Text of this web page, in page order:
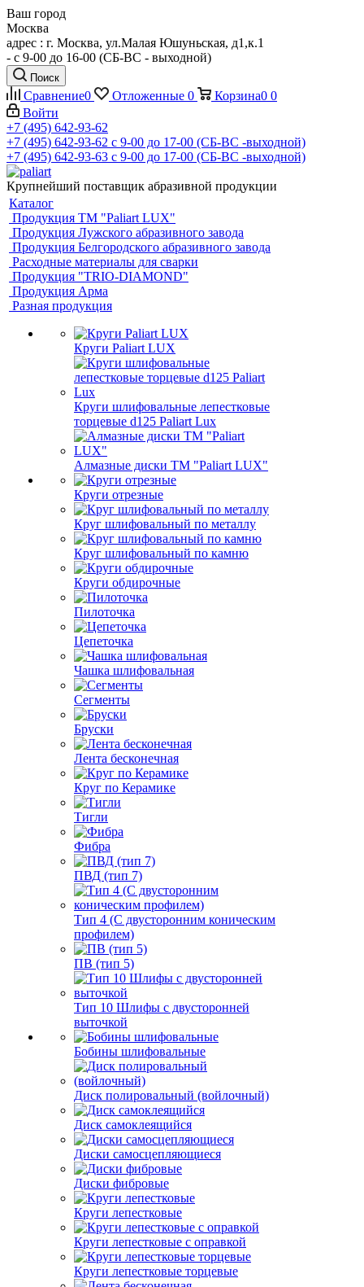
Ваш город
Москва
адрес : г. Москва, ул.Малая Юшуньская, д1,к.1
- c 9-00 до 16-00 (СБ-ВС - выходной)
Поиск
Сравнение0 Отложенные 0 Корзина0 0
Войти
+7 (495) 642-93-62
+7 (495) 642-93-62 c 9-00 до 17-00 (СБ-ВС -выходной)
+7 (495) 642-93-63 c 9-00 до 17-00 (СБ-ВС -выходной)
Крупнейший поставщик абразивной продукции
Каталог
Продукция ТМ "Paliart LUX"
Продукция Лужского абразивного завода
Продукция Белгородского абразивного завода
Расходные материалы для сварки
Продукция "TRIO-DIAMOND"
Продукция Арма
Разная продукция
Круги Paliart LUX
Круги шлифовальные лепестковые
торцевые d125 Paliart Lux
Алмазные диски ТМ "Paliart LUX"
Круги отрезные
Круг шлифовальный по металлу
Круг шлифовальный по камню
Круги обдирочные
Пилоточка
Цепеточка
Чашка шлифовальная
Сегменты
Бруски
Лента бесконечная
Круг по Керамике
Тигли
Фибра
ПВД (тип 7)
Тип 4 (С двусторонним коническим
профилем)
ПВ (тип 5)
Тип 10 Шлифы с двусторонней
выточкой
Бобины шлифовальные
Диск полировальный (войлочный)
Диск самоклеящийся
Диски самосцепляющиеся
Диски фибровые
Круги лепестковые
Круги лепестковые с оправкой
Круги лепестковые торцевые